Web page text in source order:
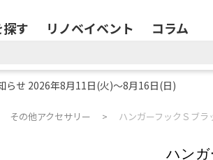
す リノベイベント コラム
らせ 2026年8月11日(火)～8月16日(日)
その他アクセサリー ハンガーフックＳブラ
ハンガ